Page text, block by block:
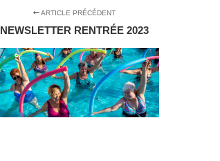
ARTICLE PRÉCÉDENT
NEWSLETTER RENTRÉE 2023